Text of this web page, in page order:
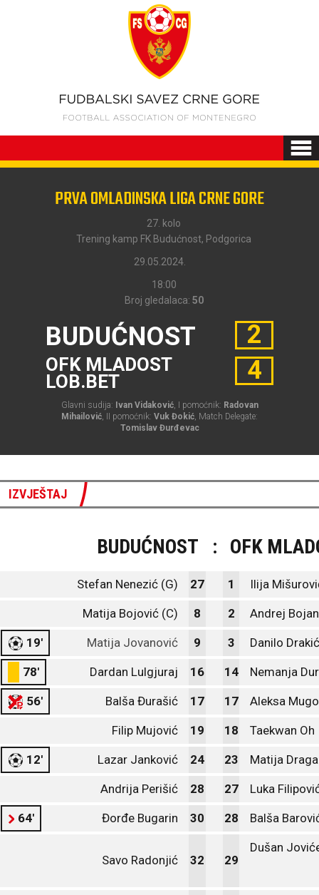
PRVA OMLADINSKA LIGA CRNE GORE
27. kolo
Trening kamp FK Budućnost, Podgorica
29.05.2024.
18:00
Broj gledalaca: 50
BUDUĆNOST
OFK MLADOST
LOB.BET
2
4
Glavni sudija: Ivan Vidaković, I pomoćnik: Radovan
Mihailović, II pomoćnik: Vuk Đokić, Match Delegate:
Tomislav Đurđevac
IZVJEŠTAJ
BUDUĆNOST : OFK
Stefan Nenezić (G) 27 1 Ilija
Matija Bojović (C) 8 2 Andrej
19' Matija Jovanović 9 3 Danilo Drakić
78' Dardan Lulgjuraj 16 14 Nemanja
56' Balša Đurašić 17 17 Aleksa
Filip Mujović 19 18 Taekwan Oh
12' Lazar Janković 24 23 Matija
Andrija Perišić 28 27 Luka
64' Đorđe Bugarin 30 28 Balša
Savo Radonjić 32 29
Dušan